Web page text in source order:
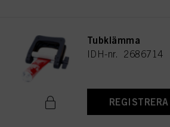
Tubklämma
IDH-nr. 2686714